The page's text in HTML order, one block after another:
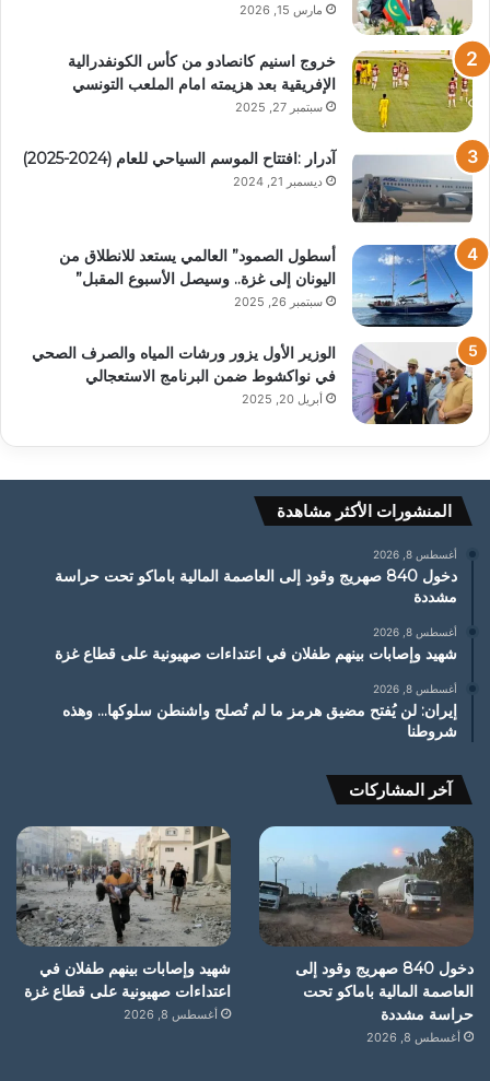
مارس 15, 2026
خروج اسنيم كانصادو من كأس الكونفدرالية
الإفريقية بعد هزيمته امام الملعب التونسي
سبتمبر 27, 2025
آدرار :افتتاح الموسم السياحي للعام (2024-2025)
ديسمبر 21, 2024
أسطول الصمود” العالمي يستعد للانطلاق من
اليونان إلى غزة.. وسيصل الأسبوع المقبل”
سبتمبر 26, 2025
الوزير الأول يزور ورشات المياه والصرف الصحي
في نواكشوط ضمن البرنامج الاستعجالي
أبريل 20, 2025
المنشورات الأكثر مشاهدة
أغسطس 8, 2026
دخول 840 صهريج وقود إلى العاصمة المالية باماكو تحت حراسة
مشددة
أغسطس 8, 2026
شهيد وإصابات بينهم طفلان في اعتداءات صهيونية على قطاع غزة
أغسطس 8, 2026
إيران: لن يُفتح مضيق هرمز ما لم تُصلح واشنطن سلوكها… وهذه
شروطنا
آخر المشاركات
دخول 840 صهريج وقود إلى
العاصمة المالية باماكو تحت
حراسة مشددة
أغسطس 8, 2026
شهيد وإصابات بينهم طفلان في
اعتداءات صهيونية على قطاع غزة
أغسطس 8, 2026